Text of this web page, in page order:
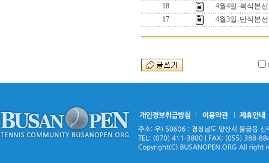
18
4월4일-복식본
17
4월3일-단식본